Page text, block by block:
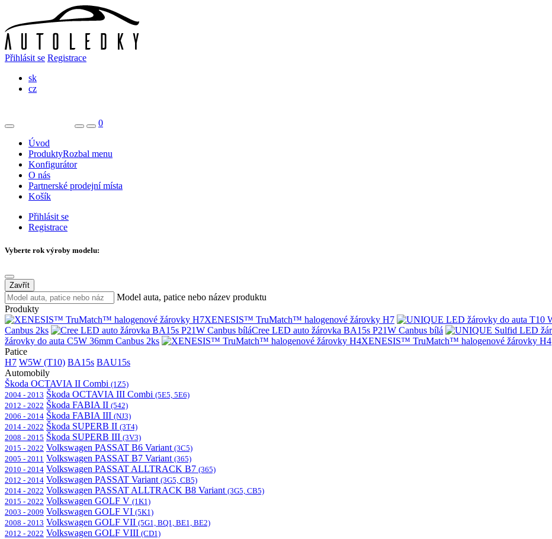
Přihlásit se Registrace
sk
cz
0
Úvod
ProduktyRozbal menu
Konfigurátor
O nás
Partnerské prodejní místa
Košík
Přihlásit se
Registrace
Vyberte rok výroby modelu:
Zavřít
Model auta, patice nebo název produktu
Produkty
XENESIS™ TruMatch™ halogenové žárovky H7
Canbus 2ks
Cree LED auto žárovka BA15s P21W Canbus bílá
žárovky do auta C5W 36mm Canbus 2ks
XENESIS™ TruMatch™ halogenové žárovky H4
Patice
H7 W5W (T10) BA15s BAU15s
Automobily
Škoda OCTAVIA II Combi (1Z5)
2004 - 2013 Škoda OCTAVIA III Combi (5E5, 5E6)
2012 - 2022 Škoda FABIA II (542)
2006 - 2014 Škoda FABIA III (NJ3)
2014 - 2022 Škoda SUPERB II (3T4)
2008 - 2015 Škoda SUPERB III (3V3)
2015 - 2022 Volkswagen PASSAT B6 Variant (3C5)
2005 - 2011 Volkswagen PASSAT B7 Variant (365)
2010 - 2014 Volkswagen PASSAT ALLTRACK B7 (365)
2012 - 2014 Volkswagen PASSAT Variant (3G5, CB5)
2014 - 2022 Volkswagen PASSAT ALLTRACK B8 Variant (3G5, CB5)
2015 - 2022 Volkswagen GOLF V (1K1)
2003 - 2009 Volkswagen GOLF VI (5K1)
2008 - 2013 Volkswagen GOLF VII (5G1, BQ1, BE1, BE2)
2012 - 2022 Volkswagen GOLF VIII (CD1)